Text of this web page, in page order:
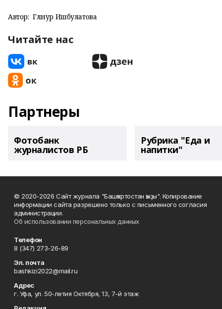
Автор: Гөлнур Ишбулатова
Читайте нас
Партнеры
Фотобанк
журналистов РБ
Рубрика "Еда и
напитки"
© 2020-2026 Сайт журнала "Башҡортостан ҡыҙы". Копирование
информации сайта разрешено только с письменного согласия
администрации.
Об использовании персональных данных
Телефон
8 (347) 273-26-89
Эл. почта
bashkizi2022@mail.ru
Адрес
г. Уфа, ул. 50-летия Октября, 13, 7-й этаж